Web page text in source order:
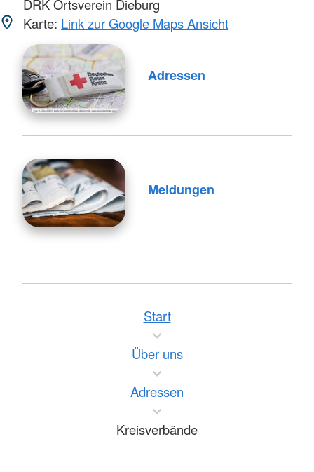
DRK Ortsverein Dieburg
Karte: Link zur Google Maps Ansicht
Adressen
Meldungen
Start
Über uns
Adressen
Kreisverbände